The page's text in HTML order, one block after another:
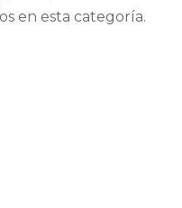
en esta categoría.